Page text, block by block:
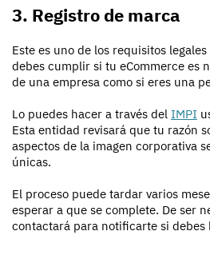
3. Registro de marca
Este es uno de los requisitos
debes cumplir si tu eCommerce es
de una empresa como si eres una
Lo puedes hacer a través del IMPI
Esta entidad revisará que tu razón
aspectos de la imagen corporativa
únicas.
El proceso puede tardar varios
esperar a que se complete. De ser
contactará para notificarte si debes